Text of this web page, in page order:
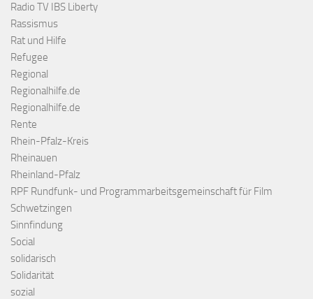
Radio TV IBS Liberty
Rassismus
Rat und Hilfe
Refugee
Regional
Regionalhilfe.de
Regionalhilfe.de
Rente
Rhein-Pfalz-Kreis
Rheinauen
Rheinland-Pfalz
RPF Rundfunk- und Programmarbeitsgemeinschaft für Film
Schwetzingen
Sinnfindung
Social
solidarisch
Solidarität
sozial